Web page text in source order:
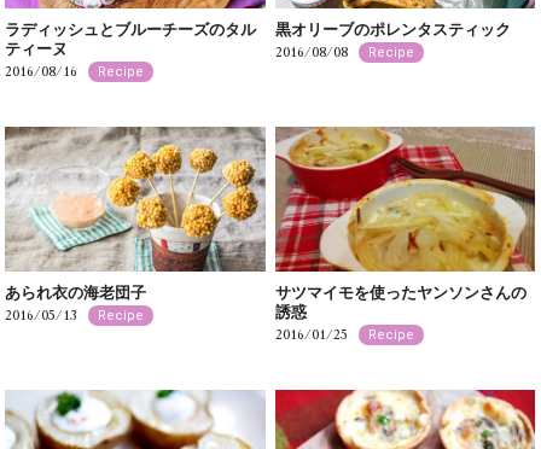
ラディッシュとブルーチーズのタル
ティーヌ
2016/08/16 Recipe
黒オリーブのポレンタスティック
2016/08/08 Recipe
あられ衣の海老団子
2016/05/13 Recipe
サツマイモを使ったヤンソンさんの
誘惑
2016/01/25 Recipe